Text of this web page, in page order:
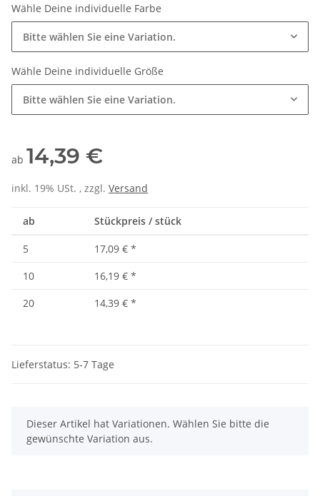
Wähle Deine individuelle Farbe
Bitte wählen Sie eine Variation.
Wähle Deine individuelle Größe
Bitte wählen Sie eine Variation.
ab 14,39 €
inkl. 19% USt. , zzgl. Versand
ab Stückpreis / stück
5 17,09 € *
10
16,19 € *
20
14,39 € *
Lieferstatus: 5-7 Tage
x
Dieser Artikel hat Variationen. Wählen Sie bitte die
gewünschte Variation aus.